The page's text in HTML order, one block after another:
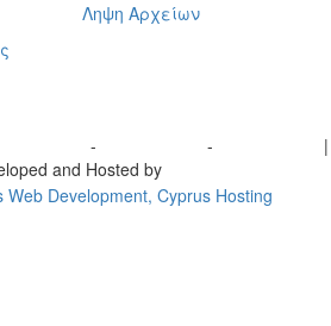
Ληψη Αρχείων
- -
|
and Hosted by